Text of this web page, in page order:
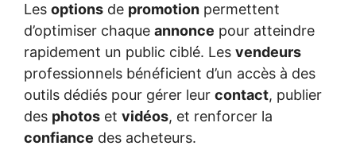
Les options de promotion permettent
d’optimiser chaque annonce pour atteindre
rapidement un public ciblé. Les vendeurs
professionnels bénéficient d’un accès à des
outils dédiés pour gérer leur contact, publier
des photos et vidéos, et renforcer la
confiance des acheteurs.